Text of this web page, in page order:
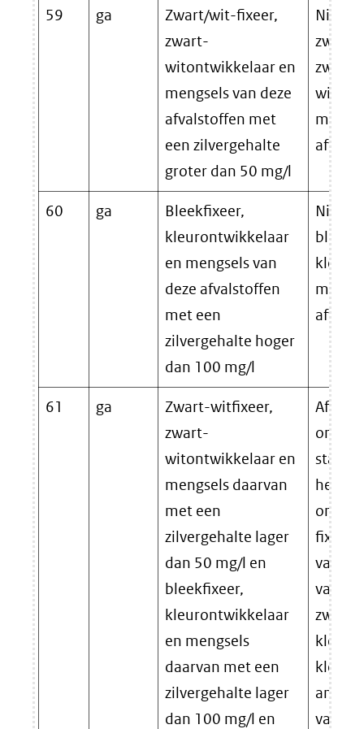
59 ga
Zwart/wit-fixeer,
zwart-
witontwikkelaar en
mengsels van deze
afvalstoffen met
een zilvergehalte
groter dan 50 mg/l
Niet-
zwart/
zwart-
60 ga
Bleekfixeer,
kleurontwikkelaar
en mengsels van
deze afvalstoffen
met een
zilvergehalte hoger
dan 100 mg/l
Niet-
61 ga
Zwart-witfixeer,
zwart-
witontwikkelaar en
mengsels daarvan
met een
zilvergehalte lager
dan 50 mg/l en
bleekfixeer,
kleurontwikkelaar
en mengsels
daarvan met een
zilvergehalte lager
dan 100 mg/l en
stap
het
fixeer.
vallen
van
van